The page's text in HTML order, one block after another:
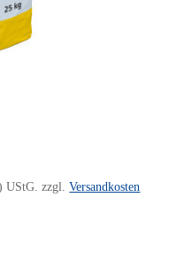
UStG. zzgl.Versandkosten